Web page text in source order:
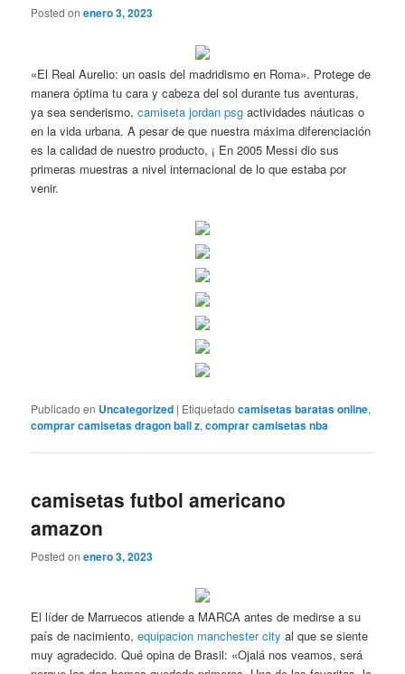
Posted onenero 3, 2023
«El Real Aurelio: un oasis del madridismo en Roma». Protege de
manera óptima tu cara y cabeza del sol durante tus aventuras,
ya sea senderismo,camiseta jordan psg actividades náuticas o
en la vida urbana. A pesar de que nuestra máxima diferenciación
es la calidad de nuestro producto, ¡ En 2005 Messi dio sus
primeras muestras a nivel internacional de lo que estaba por
venir.
Publicado en Uncategorized | Etiquetado camisetas baratas online,
comprar camisetas dragon ball z,comprar camisetas nba
camisetas futbol americano
amazon
Posted onenero 3, 2023
El líder de Marruecos atiende a MARCA antes de medirse a su
país de nacimiento,equipacion manchester city al que se siente
muy agradecido. Qué opina de Brasil: «Ojalá nos veamos, será